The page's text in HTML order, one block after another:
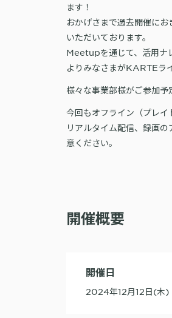
ます！
おかげさまで過去開催に
いただいております。
Meetupを通じて、活用ナ
よりみなさまがKARTEラ
様々な事業部様がご参加予
今回もオフライン（プレイ
リアルタイム配信、録画
意ください。
開催概要
開催日
2024年12月12日(